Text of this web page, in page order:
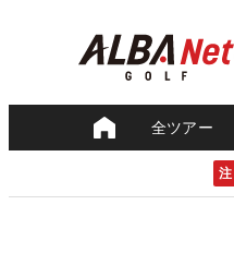
全ツアー
注